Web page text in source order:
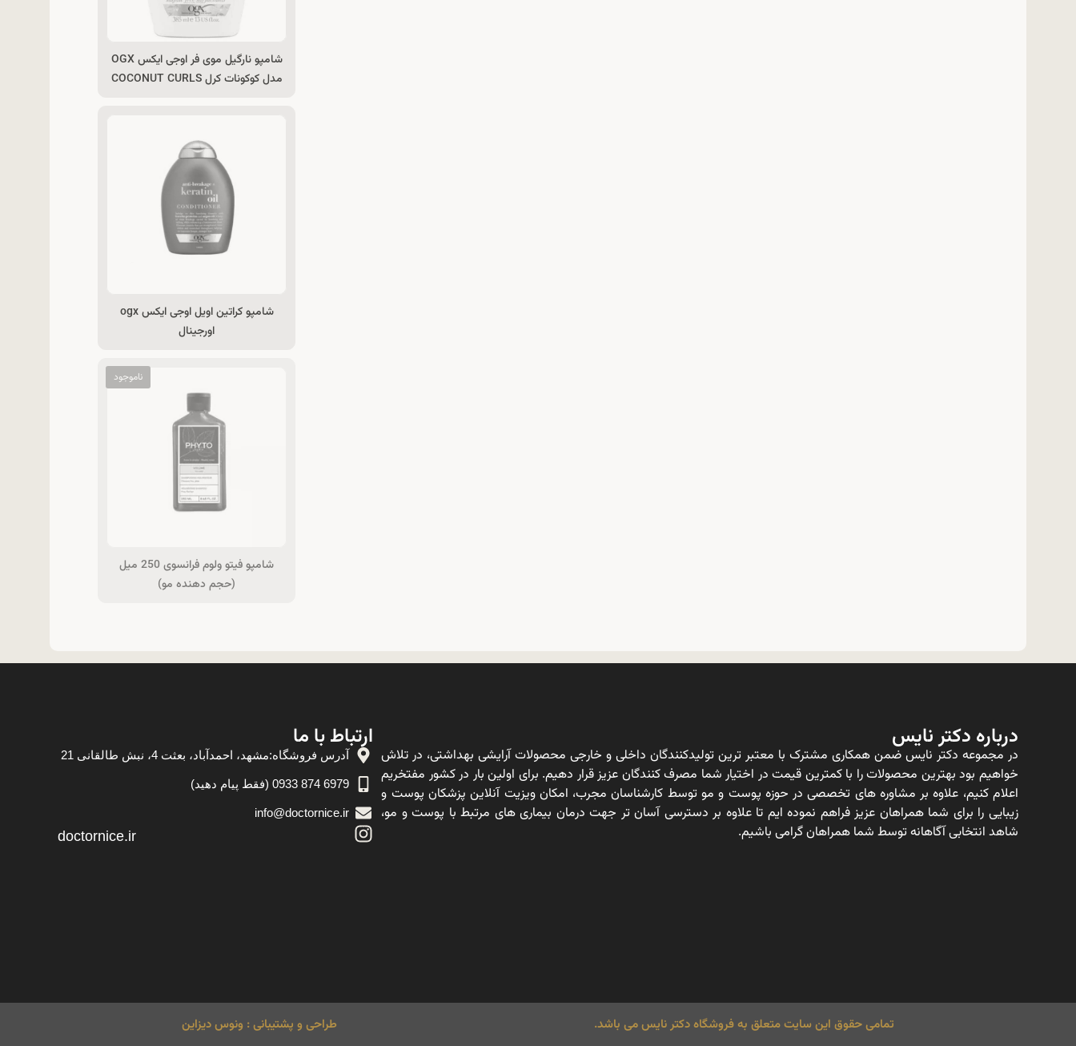
شامپو نارگیل موی فر اوجی ایکس OGX
مدل کوکونات کرل COCONUT CURLS
شامپو کراتین اویل اوجی ایکس ogx
اورجینال
شامپو فیتو ولوم فرانسوی 250 میل
(حجم دهنده مو)
درباره دکتر نایس
در مجموعه دکتر نایس ضمن همکاری مشترک با معتبر ترین تولیدکنندگان داخلی و خارجی محصولات آرایشی بهداشتی، در تلاش
خواهیم بود بهترین محصولات را با کمترین قیمت در اختیار شما مصرف کنندگان عزیز قرار دهیم. برای اولین بار در کشور مفتخریم
اعلام کنیم، علاوه بر مشاوره های تخصصی در حوزه پوست و مو توسط کارشناسان مجرب، امکان ویزیت آنلاین پزشکان پوست و
زیبایی را برای شما همراهان عزیز فراهم نموده ایم تا علاوه بر دسترسی آسان تر جهت درمان بیماری های مرتبط با پوست و مو،
شاهد انتخابی آگاهانه توسط شما همراهان گرامی باشیم.
ارتباط با ما
آدرس فروشگاه:مشهد، احمدآباد، بعثت 4، نبش طالقانی 21
6979 874 0933 (فقط پیام دهید)
info@doctornice.ir
doctornice.ir
تمامی حقوق این سایت متعلق به فروشگاه دکتر نایس می باشد. طراحی و پشتیبانی : ونوس دیزاین